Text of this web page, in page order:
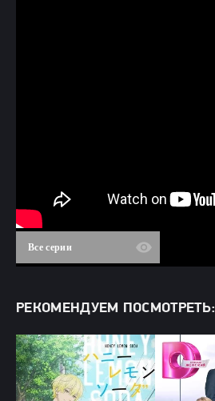
Все серии
РЕКОМЕНДУЕМ ПОСМОТРЕТЬ: